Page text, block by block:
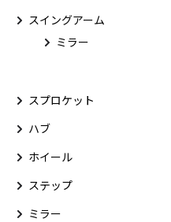
スイングアーム
ミラー
スプロケット
ハブ
ホイール
ステップ
ミラー